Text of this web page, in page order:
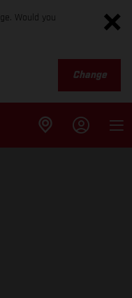
Would you
Change